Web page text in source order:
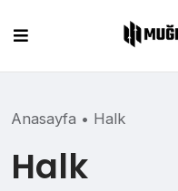
content
Anasayfa • Halk
Halk